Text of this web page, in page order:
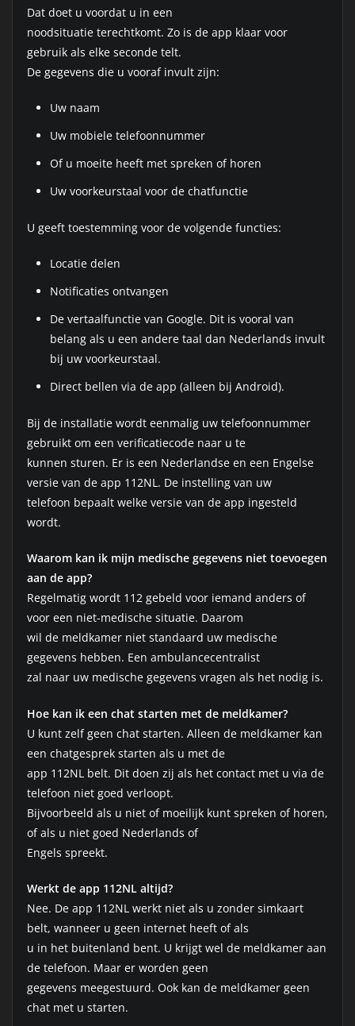
Dat doet u voordat u in een
noodsituatie terechtkomt. Zo is de app klaar voor
gebruik als elke seconde telt.
De gegevens die u vooraf invult zijn:
Uw naam
Uw mobiele telefoonnummer
Of u moeite heeft met spreken of horen
Uw voorkeurstaal voor de chatfunctie
U geeft toestemming voor de volgende functies:
Locatie delen
Notificaties ontvangen
De vertaalfunctie van Google. Dit is vooral van
belang als u een andere taal dan Nederlands invult
bij uw voorkeurstaal.
Direct bellen via de app (alleen bij Android).
Bij de installatie wordt eenmalig uw telefoonnummer
gebruikt om een verificatiecode naar u te
kunnen sturen. Er is een Nederlandse en een Engelse
versie van de app 112NL. De instelling van uw
telefoon bepaalt welke versie van de app ingesteld
wordt.
Waarom kan ik mijn medische gegevens niet toevoegen
aan de app?
Regelmatig wordt 112 gebeld voor iemand anders of
voor een niet-medische situatie. Daarom
wil de meldkamer niet standaard uw medische
gegevens hebben. Een ambulancecentralist
zal naar uw medische gegevens vragen als het nodig is.
Hoe kan ik een chat starten met de meldkamer?
U kunt zelf geen chat starten. Alleen de meldkamer kan
een chatgesprek starten als u met de
app 112NL belt. Dit doen zij als het contact met u via de
telefoon niet goed verloopt.
Bijvoorbeeld als u niet of moeilijk kunt spreken of horen,
of als u niet goed Nederlands of
Engels spreekt.
Werkt de app 112NL altijd?
Nee. De app 112NL werkt niet als u zonder simkaart
belt, wanneer u geen internet heeft of als
u in het buitenland bent. U krijgt wel de meldkamer aan
de telefoon. Maar er worden geen
gegevens meegestuurd. Ook kan de meldkamer geen
chat met u starten.